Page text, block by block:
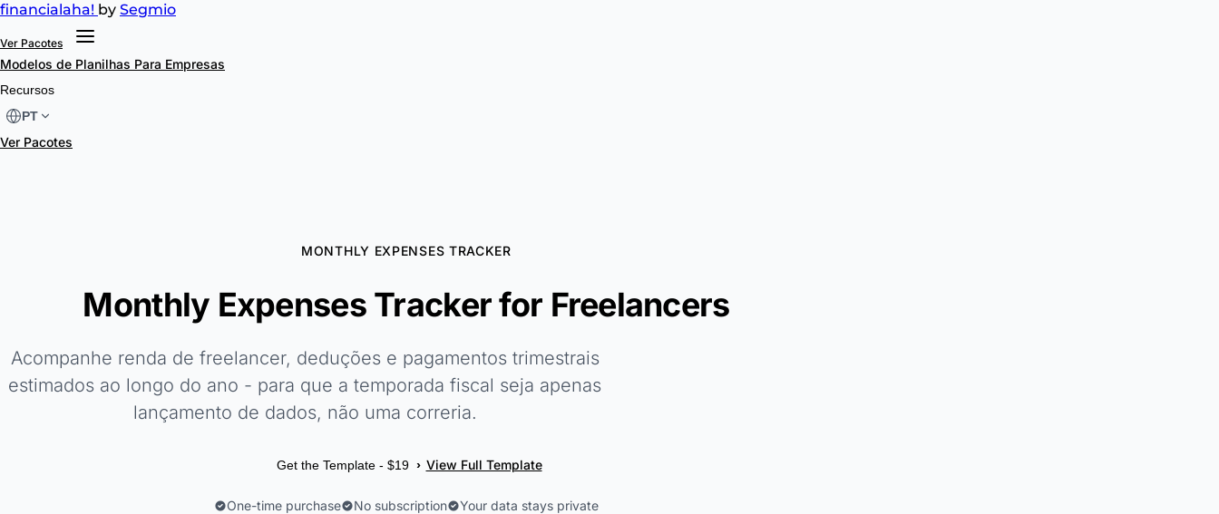
financialaha! by Segmio
Ver Pacotes
Modelos de Planilhas Para Empresas
Recursos
PT
Ver Pacotes
MONTHLY EXPENSES TRACKER
Monthly Expenses Tracker for Freelancers
Acompanhe renda de freelancer, deduções e pagamentos trimestrais
estimados ao longo do ano - para que a temporada fiscal seja apenas
lançamento de dados, não uma correria.
Get the Template - $19 › View Full Template
One-time purchase No subscription Your data stays private